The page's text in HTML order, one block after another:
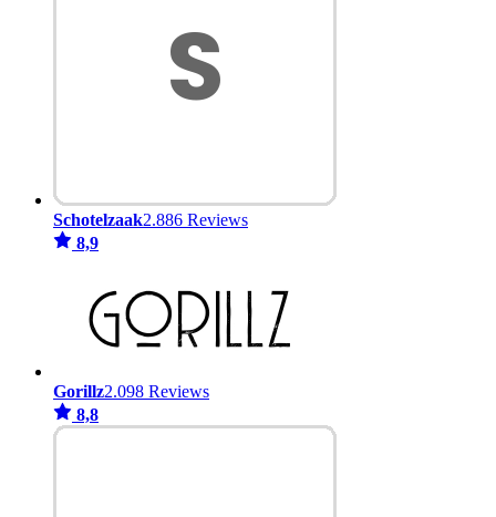
Schotelzaak2.886 Reviews
8,9
Gorillz2.098 Reviews
8,8